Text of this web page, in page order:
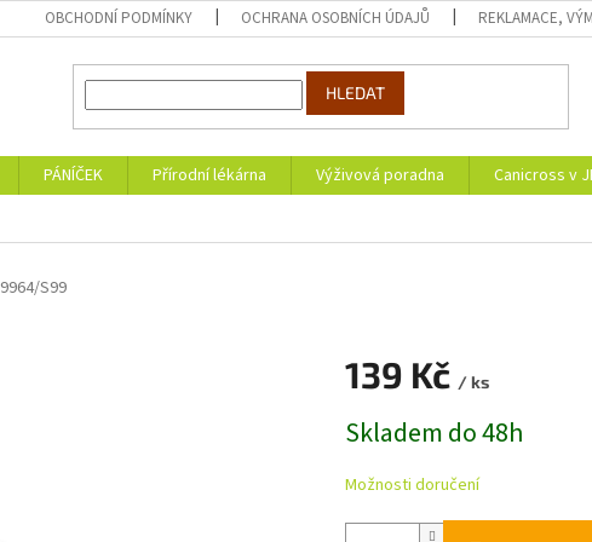
OBCHODNÍ PODMÍNKY OCHRANA OSOBNÍCH ÚDAJŮ REKLAMACE,
HLEDAT
PÁNÍČEK Přírodní lékárna Výživová poradna Canicross v
9964/S99
139 Kč / ks
cena:
Skladem do 48h
Možnosti doručení